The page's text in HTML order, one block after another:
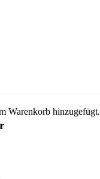
Warenkorb hinzugefügt.